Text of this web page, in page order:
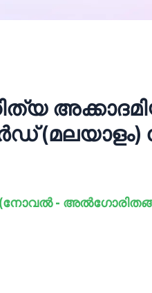
(മലയാളം)
(നോവൽ -